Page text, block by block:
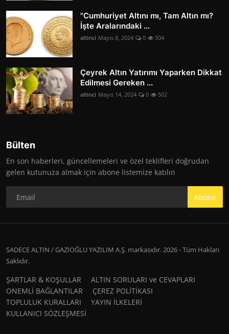
"Cumhuriyet Altını mı, Tam Altın mı?
İşte Aralarındaki ...
altinci Mayıs 8, 2024 0 504
Çeyrek Altın Yatırımı Yaparken Dikkat
Edilmesi Gereken ...
altinci Mayıs 14, 2024 0 502
Bülten
En son haberleri, güncellemeleri ve özel teklifleri doğrudan
gelen kutunuza almak için abone listemize katılın
Abone
SADECE ALTIN / GAZİOĞLU YAZILIM A.Ş. markasıdır. 2026 - Tüm Hakları
Saklıdır.
ŞARTLAR & KOŞULLAR
ALTIN SORULARI ve CEVAPLARI
ONEMLİ BAĞLANTILAR
ÇEREZ POLİTİKASI
TOPLULUK KURALLARI
YAYIN İLKELERİ
KULLANICI SÖZLEŞMESİ